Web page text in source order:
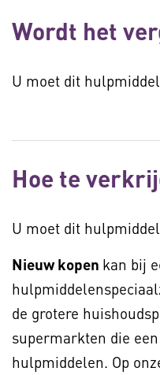
Wordt het
U moet dit
Hoe te
U moet dit
Nieuw kopen kan bij
de grotere
supermarkten die
hulpmiddelen. Op